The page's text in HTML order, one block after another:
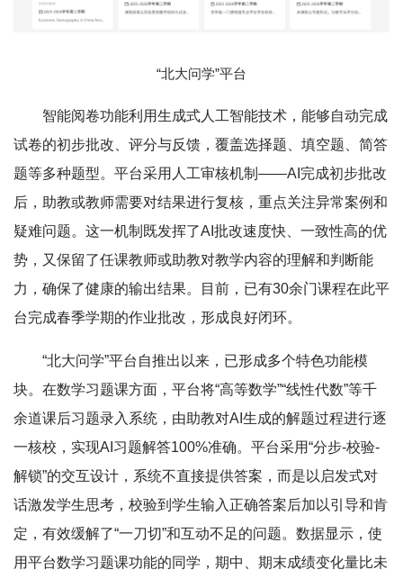
“北大问学”平台
智能阅卷功能利用生成式人工智能技术，能够自动完成
试卷的初步批改、评分与反馈，覆盖选择题、填空题、简答
题等多种题型。平台采用人工审核机制——AI完成初步批改
后，助教或教师需要对结果进行复核，重点关注异常案例和
疑难问题。这一机制既发挥了AI批改速度快、一致性高的优
势，又保留了任课教师或助教对教学内容的理解和判断能
力，确保了健康的输出结果。目前，已有30余门课程在此平
台完成春季学期的作业批改，形成良好闭环。
“北大问学”平台自推出以来，已形成多个特色功能模
块。在数学习题课方面，平台将“高等数学”“线性代数”等千
余道课后习题录入系统，由助教对AI生成的解题过程进行逐
一核校，实现AI习题解答100%准确。平台采用“分步-校验-
解锁”的交互设计，系统不直接提供答案，而是以启发式对
话激发学生思考，校验到学生输入正确答案后加以引导和肯
定，有效缓解了“一刀切”和互动不足的问题。数据显示，使
用平台数学习题课功能的同学，期中、期末成绩变化量比未